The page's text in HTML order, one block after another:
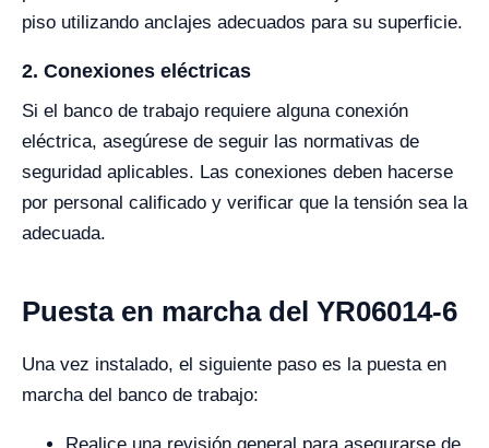
piso utilizando anclajes adecuados para su superficie.
2. Conexiones eléctricas
Si el banco de trabajo requiere alguna conexión
eléctrica, asegúrese de seguir las normativas de
seguridad aplicables. Las conexiones deben hacerse
por personal calificado y verificar que la tensión sea la
adecuada.
Puesta en marcha del YR06014-6
Una vez instalado, el siguiente paso es la puesta en
marcha del banco de trabajo: